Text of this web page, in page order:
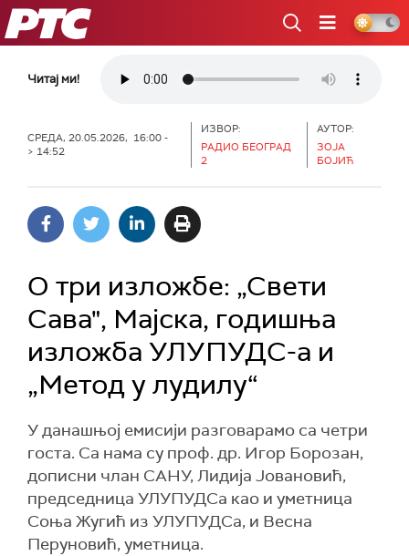
РТС
Читај ми!
СРЕДА, 20.05.2026, 16:00 -
> 14:52
ИЗВОР:
РАДИО БЕОГРАД
2
АУТОР:
ЗОЈА
БОЈИЋ
О три изложбе: „Свети
Сава", Мајска, годишња
изложба УЛУПУДС-а и
„Метод у лудилу“
У данашњој емисији разговарамо са четри
госта. Са нама су проф. др. Игор Борозан,
дописни члан САНУ, Лидија Јовановић,
председница УЛУПУДСа као и уметница
Соња Жугић из УЛУПУДСа, и Весна
Перуновић, уметница.